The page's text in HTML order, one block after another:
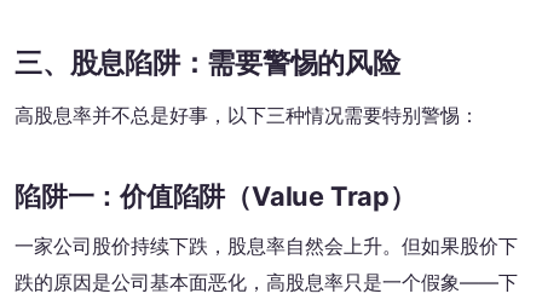
三、股息陷阱：需要警惕的风险
高股息率并不总是好事，以下三种情况需要特别警惕：
陷阱一：价值陷阱（Value Trap）
一家公司股价持续下跌，股息率自然会上升。但如果股价下
跌的原因是公司基本面恶化，高股息率只是一个假象——下